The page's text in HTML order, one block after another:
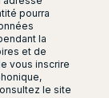
pourra
la
et de
vous inscrire
le site